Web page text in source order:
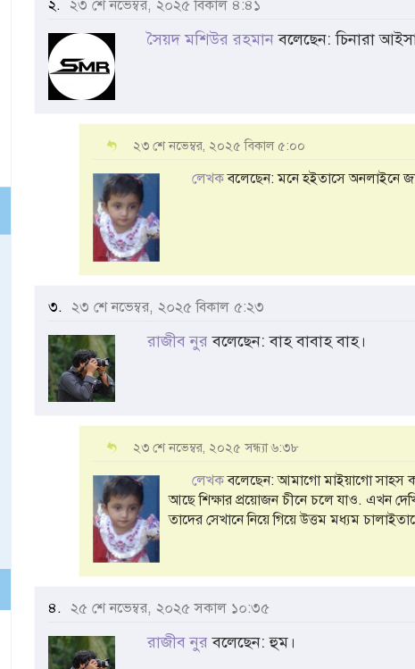
২. ২৩ শে নভেম্বর, ২০২৫ বিকাল ৪:৪১
সৈয়দ মশিউর রহমানবলেছেন: চিনারা
২৩ শে নভেম্বর, ২০২৫ বিকাল ৫:০০
লেখকবলেছেন: মনে হইতাসে অনলাইনে
৩. ২৩ শে নভেম্বর, ২০২৫ বিকাল ৫:২৩
রাজীব নুর বলেছেন: বাহ বাবাহ বাহ।
২৩ শে নভেম্বর, ২০২৫ সন্ধ্যা ৬:৩৮
লেখকবলেছেন: আমাগো মাইয়াগো সাহস
আছে শিক্ষার প্রয়োজন চীনে চলে যাও. এখন
তাদের সেখানে নিয়ে গিয়ে উত্তম মধ্যম
৪. ২৫ শে নভেম্বর, ২০২৫ সকাল ১০:৩৫
রাজীব নুর বলেছেন: হুম।